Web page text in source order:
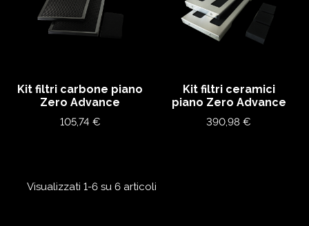
Kit filtri carbone piano
Zero Advance
Prezzo
105,74 €
Kit filtri ceramici
piano Zero Advance
Prezzo
390,98 €
Visualizzati 1-6 su 6 articoli